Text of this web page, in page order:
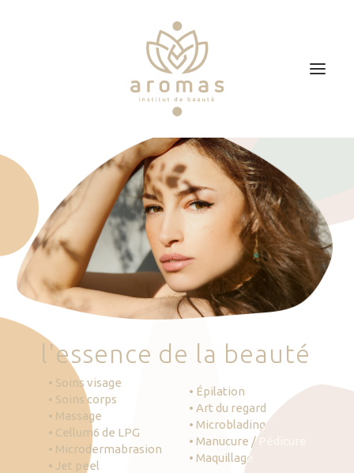
Soins
Je veux faire un bon cadeau
Plan d’accès
Prendre RDV
'essence de la beauté
• Soins visage
• Soins corps
• Massage
• Cellum6 de LPG
• Microdermabrasion
• Jet peel
• Épilation
• Art du regard
• Microblading
• Manucure / Pédicure
• Maquillage